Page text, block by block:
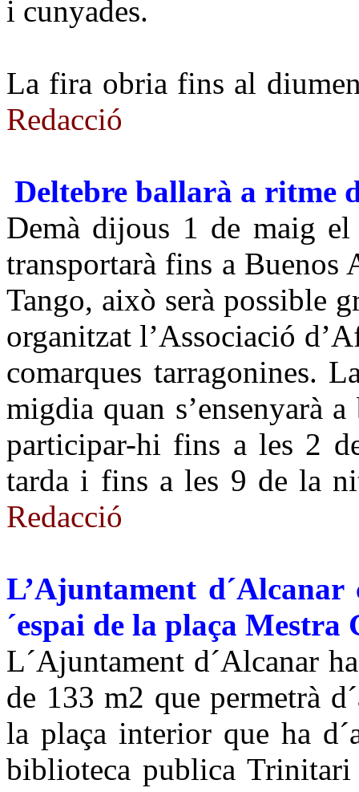
i cunyades.
La fira obria fins al
Redacció
Deltebre ballarà a ritme
Demà dijous 1 de maig
transportarà fins a Buenos
Tango, això serà possible
organitzat l’Associació
comarques tarragonines.
migdia quan s’ensenyarà
participar-hi fins a les 2
tarda i fins a les 9 de la
Redacció
L’Ajuntament
´espai de la plaça
L´Ajuntament d´Alcanar
de 133 m2 que permetrà
la plaça interior que ha
biblioteca publica